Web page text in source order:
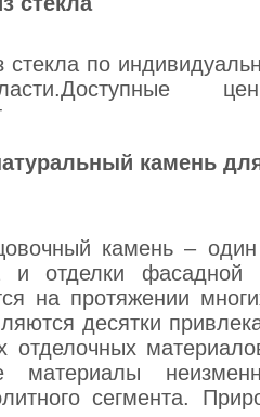
по
камень
камень –
и отделки фасадной
на протяжении
десятки
отделочных
материалы
сегмента.